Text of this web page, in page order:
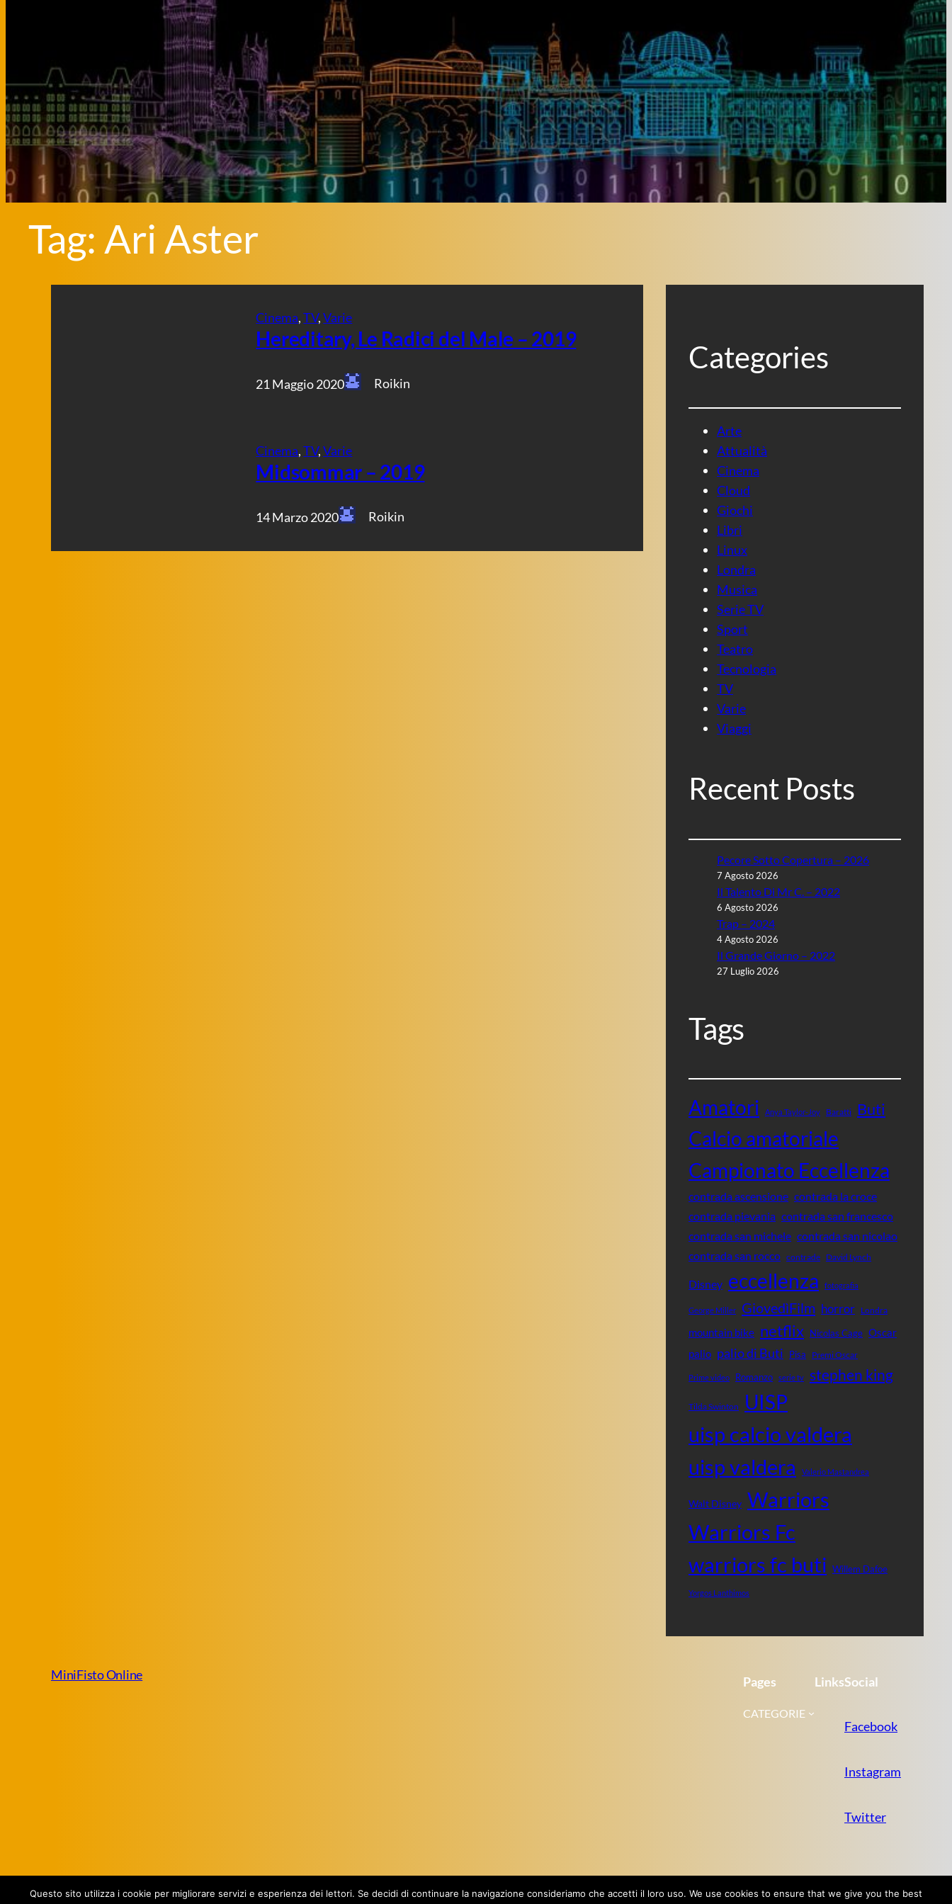
Tag: Ari Aster
Cinema, TV, Varie
Hereditary, Le Radici del Male – 2019
21 Maggio 2020 Roikin
Cinema, TV, Varie
Midsommar – 2019
14 Marzo 2020 Roikin
Categories
Arte
Attualità
Cinema
Cloud
Giochi
Libri
Linux
Londra
Musica
Serie TV
Sport
Teatro
Tecnologia
TV
Varie
Viaggi
Recent Posts
Pecore Sotto Copertura – 2026
7 Agosto 2026
Il Talento Di Mr C. – 2022
6 Agosto 2026
Trap – 2024
4 Agosto 2026
Il Grande Giorno – 2022
27 Luglio 2026
Tags
Amatori Anya Taylor-Joy Baratti Buti
Calcio amatoriale
Campionato Eccellenza
contrada ascensione contrada la croce
contrada pievania contrada san francesco
contrada san michele contrada san nicolao
contrada san rocco contrade David Lynch
Disney eccellenza fotografia
George Miller GiovedìFilm horror Londra
mountain bike netflix Nicolas Cage Oscar
palio palio di Buti Pisa Premi Oscar
Prime video Romanzo serie tv stephen king
Tilda Swinton UISP
uisp calcio valdera
uisp valdera
Valerio Mastandrea
Walt Disney Warriors
Warriors Fc
warriors fc buti Willem Dafoe
Yorgos Lanthimos
MiniFisto Online Pages
CATEGORIE
LinksSocial
Facebook
Instagram
Twitter
Questo sito utilizza i cookie per migliorare servizi e esperienza dei lettori. Se decidi di continuare la navigazione consideriamo che accetti il loro uso. We use cookies to ensure that we give you the best